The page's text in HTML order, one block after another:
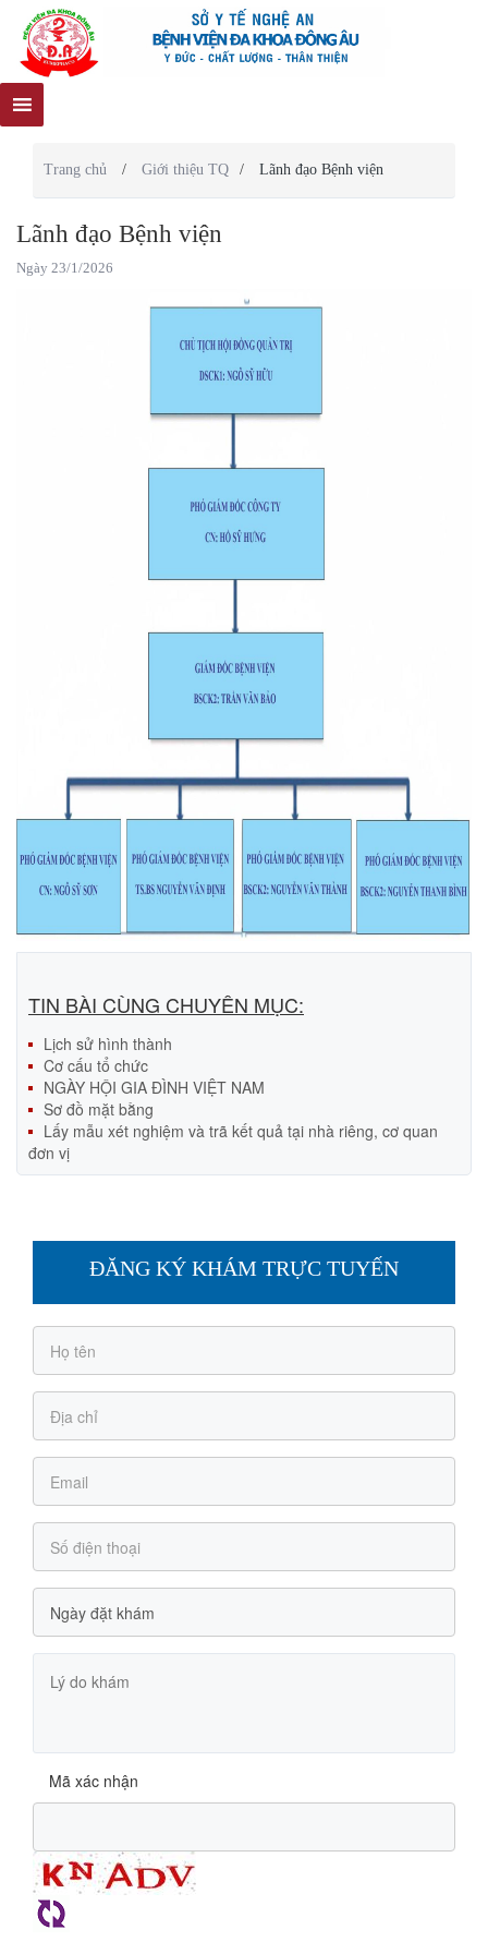
Trang chủ / Giới thiệu TQ / Lãnh đạo Bệnh viện
Lãnh đạo Bệnh viện
Ngày 23/1/2026
TIN BÀI CÙNG CHUYÊN MỤC:
Lịch sử hình thành
Cơ cấu tổ chức
NGÀY HỘI GIA ĐÌNH VIỆT NAM
Sơ đồ mặt bằng
Lấy mẫu xét nghiệm và trã kết quả tại nhà riêng, cơ quan
đơn vị
ĐĂNG KÝ KHÁM TRỰC TUYẾN
Mã xác nhận